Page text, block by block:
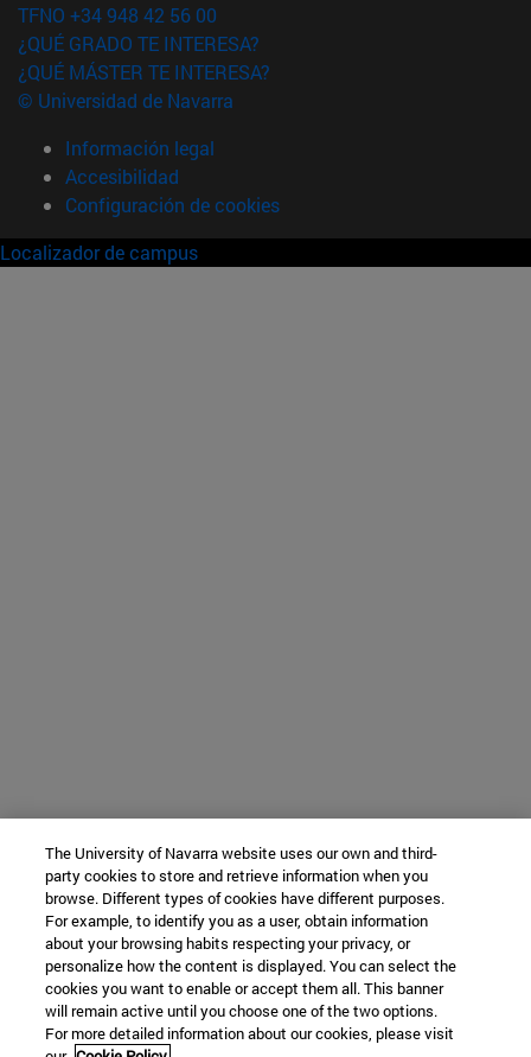
TFNO +34 948 42 56 00
¿QUÉ GRADO TE INTERESA?
¿QUÉ MÁSTER TE INTERESA?
© Universidad de Navarra
Información legal
Accesibilidad
Configuración de cookies
Localizador de campus
The University of Navarra website uses our own and third-
party cookies to store and retrieve information when you
browse. Different types of cookies have different purposes.
For example, to identify you as a user, obtain information
about your browsing habits respecting your privacy, or
personalize how the content is displayed. You can select the
cookies you want to enable or accept them all. This banner
will remain active until you choose one of the two options.
For more detailed information about our cookies, please visit